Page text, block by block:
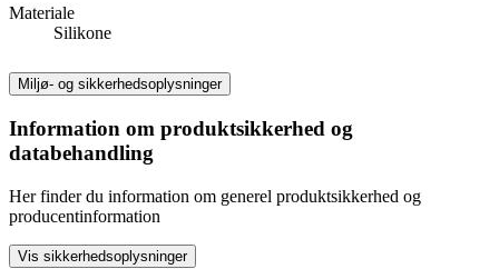
Materiale
Silikone
Miljø- og sikkerhedsoplysninger
Information om produktsikkerhed og
databehandling
Her finder du information om generel produktsikkerhed og
producentinformation
Vis sikkerhedsoplysninger